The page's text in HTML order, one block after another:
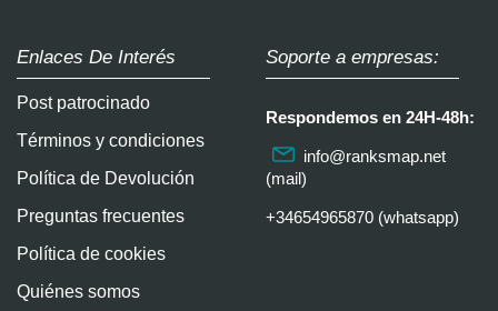
Enlaces De Interés
Post patrocinado
Términos y condiciones
Política de Devolución
Preguntas frecuentes
Política de cookies
Quiénes somos
Soporte a empresas:
Respondemos en 24H-48h:
info@ranksmap.net
(mail)
+34654965870 (whatsapp)